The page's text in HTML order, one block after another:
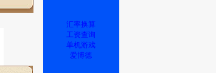
汇率换算
工资查询
单机游戏
爱博德